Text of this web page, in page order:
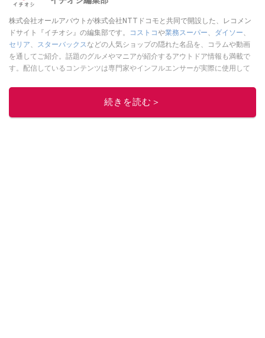
株式会社オールアバウトが株式会社NTTドコモと共同で開設した、レコメン
ドサイト『イチオシ』の編集部です。
コストコや業務スーパー、 ダイソー、
セリア、 スターバックスなどの人気ショップの隠れた名品を、コラムや動画
を通してご紹介。話題のグルメやマニアが紹介するアウトドア情報も満載で
す。配信しているコンテンツは専門家やインフルエンサーが実際に使用して
ニュースでフォロー
続きを読む＞